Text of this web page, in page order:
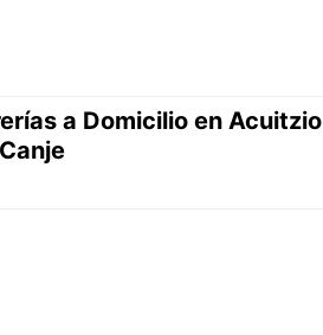
a Domicilio en Acuitzio